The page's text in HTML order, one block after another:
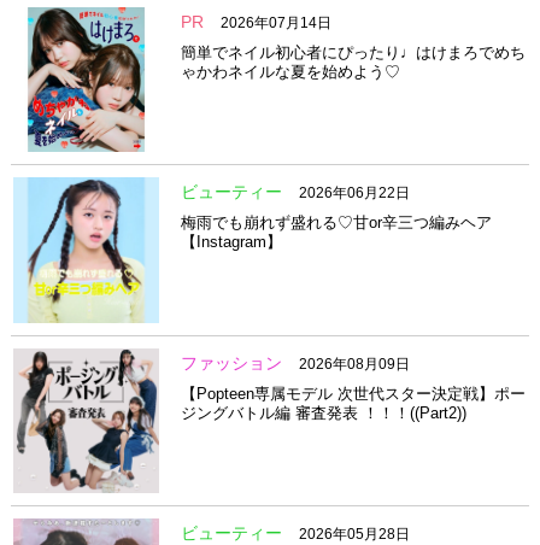
PR 2026年07月14日
簡単でネイル初心者にぴったり♩はけまろでめち
ゃかわネイルな夏を始めよう♡
ビューティー 2026年06月22日
梅雨でも崩れず盛れる♡甘or辛三つ編みヘア
【Instagram】
ファッション 2026年08月09日
【Popteen専属モデル 次世代スター決定戦】ポー
ジングバトル編 審査発表 ！！！((Part2))
ビューティー 2026年05月28日